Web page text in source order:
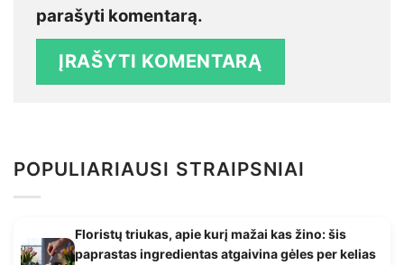
parašyti komentarą.
POPULIARIAUSI STRAIPSNIAI
Floristų triukas, apie kurį mažai kas žino: šis
paprastas ingredientas atgaivina gėles per kelias